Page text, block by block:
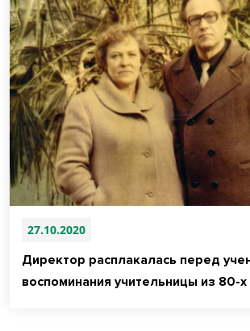
27.10.2020
Директор расплакалась перед
воспоминания учительницы из 80-х